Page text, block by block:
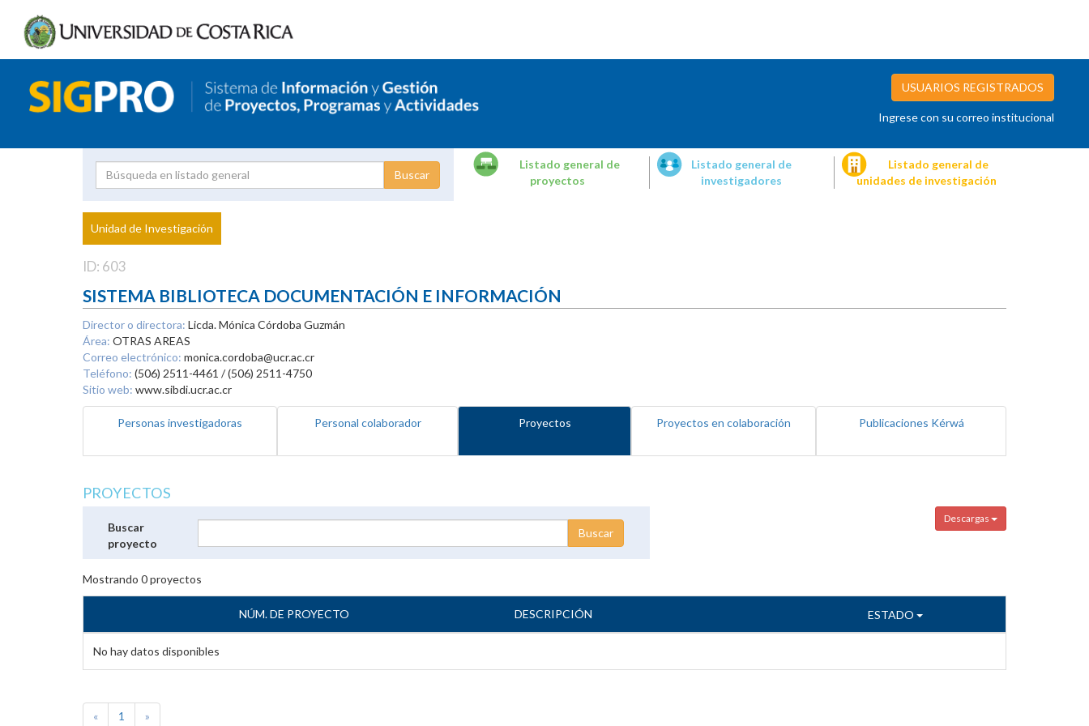
USUARIOS REGISTRADOS
Ingrese con su correo institucional
Proyecto
Investigador
Listado general de
proyectos
Listado general de
investigadores
Listado general de
unidades de investigación
Unidad de Investigación
ID: 603
SISTEMA BIBLIOTECA DOCUMENTACIÓN E INFORMACIÓN
Director o directora: Licda. Mónica Córdoba Guzmán
Área: OTRAS AREAS
Correo electrónico: monica.cordoba@ucr.ac.cr
Teléfono: (506) 2511-4461 / (506) 2511-4750
Sitio web: www.sibdi.ucr.ac.cr
Personas investigadoras Personal colaborador Proyectos Proyectos en colaboración Publicaciones Kérwá
PROYECTOS
Descargas
Buscar
proyecto
Mostrando 0proyectos
NÚM. DE PROYECTO DESCRIPCIÓN ESTADO
No hay datos disponibles
« 1 »